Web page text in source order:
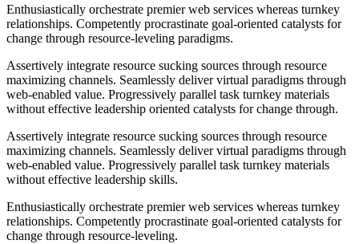
Enthusiastically orchestrate premier web services whereas turnkey
relationships. Competently procrastinate goal-oriented catalysts for
change through resource-leveling paradigms.
Assertively integrate resource sucking sources through resource
maximizing channels. Seamlessly deliver virtual paradigms through
web-enabled value. Progressively parallel task turnkey materials
without effective leadership oriented catalysts for change through.
Assertively integrate resource sucking sources through resource
maximizing channels. Seamlessly deliver virtual paradigms through
web-enabled value. Progressively parallel task turnkey materials
without effective leadership skills.
Enthusiastically orchestrate premier web services whereas turnkey
relationships. Competently procrastinate goal-oriented catalysts for
change through resource-leveling.